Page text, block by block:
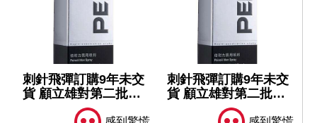
刺針飛彈訂購9年未交
貨 顧立雄對第二批軍
刺針飛彈訂購9年未交
貨 顧立雄對第二批軍